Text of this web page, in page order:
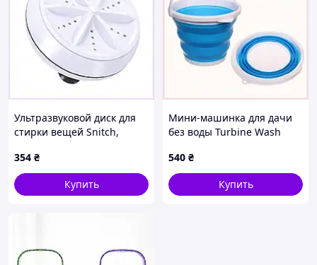
Ультразвуковой диск для
стирки вещей Snitch,
354 ₴
Купить
Мини-машинка для дачи
без воды Turbine Wash
540 ₴
Купить